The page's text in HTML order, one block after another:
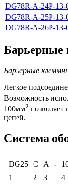
DG78R-A-24P-
DG78R-A-25P-
DG78R-A-26P-
Барьерные
Барьерные
Легкое
Возможность
100мм2 позволяет
цепей.
Система
DG25 C A -
1
2 3 4